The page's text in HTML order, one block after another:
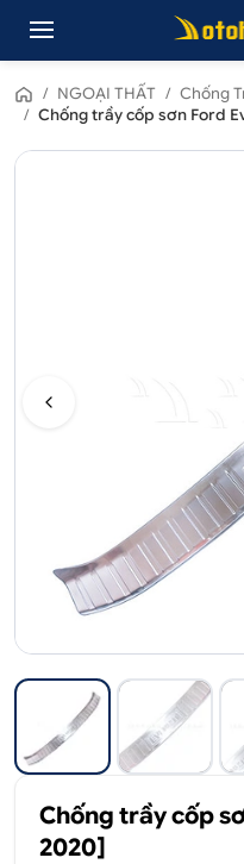
/ NGOẠI THẤT / Chống
/ Chống trầy cốp sơn Ford
Chống trầy cốp
2020]